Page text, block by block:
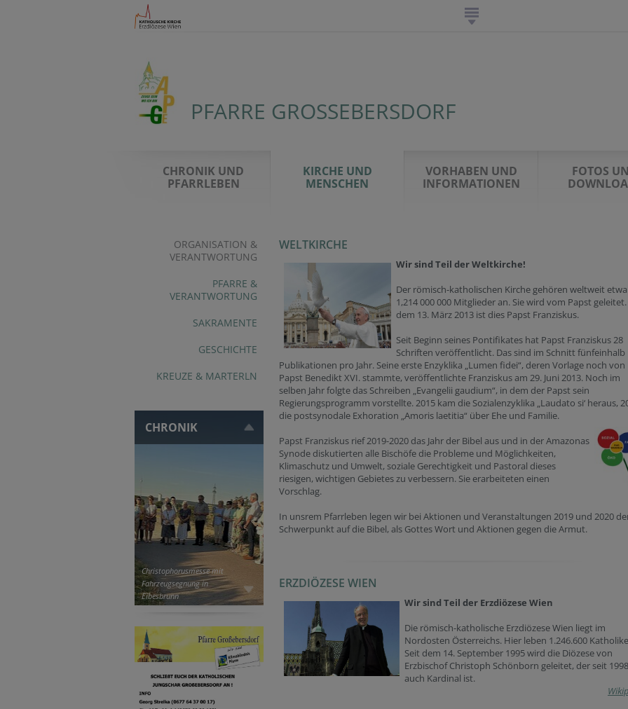
PFARRE GROSSEBERSDORF
CHRONIK UND
PFARRLEBEN
KIRCHE UND
MENSCHEN
VORHABEN UND
INFORMATIONEN
FOTOS
ORGANISATION &
VERANTWORTUNG
PFARRE &
VERANTWORTUNG
SAKRAMENTE
GESCHICHTE
KREUZE & MARTERLN
CHRONIK
Christophorusmesse mit
Fahrzeugsegnung in
Eibesbrunn
WELTKIRCHE
Wir sind Teil der Weltkirche!
Der römisch-katholischen Kirche gehören weltweit etwa
1,214 000 000 Mitglieder an. Sie wird vom Papst geleitet.
dem 13. März 2013 ist dies Papst Franziskus.
Seit Beginn seines Pontifikates hat Papst Franziskus 28
Schriften veröffentlicht. Das sind im Schnitt fünfeinhalb
Publikationen pro Jahr. Seine erste Enzyklika „Lumen fidei“, deren Vorlage noch von
Papst Benedikt XVI. stammte, veröffentlichte Franziskus am 29. Juni 2013. Noch im
selben Jahr folgte das Schreiben „Evangelii gaudium“, in dem der Papst sein
Regierungsprogramm vorstellte. 2015 kam die Sozialenzyklika „Laudato si‘ heraus,
die postsynodale Exhoration „Amoris laetitia“ über Ehe und Familie.
Papst Franziskus rief 2019-2020 das Jahr der Bibel aus und in der Amazonas
Synode diskutierten alle Bischöfe die Probleme und Möglichkeiten,
Klimaschutz und Umwelt, soziale Gerechtigkeit und Pastoral dieses
riesigen, wichtigen Gebietes zu verbessern. Sie erarbeiteten einen
Vorschlag.
In unsrem Pfarrleben legen wir bei Aktionen und Veranstaltungen 2019 und 2020
Schwerpunkt auf die Bibel, als Gottes Wort und Aktionen gegen die Armut.
ERZDIÖZESE WIEN
Wir sind Teil der Erzdiözese Wien
Die römisch-katholische Erzdiözese Wien liegt im
Nordosten Österreichs. Hier leben 1.246.600
Seit dem 14. September 1995 wird die Diözese von
Erzbischof Christoph Schönborn geleitet, der seit 1998
auch Kardinal ist.